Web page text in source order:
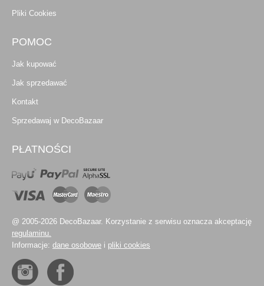
Pliki Cookies
POMOC
Jak kupować
Jak sprzedawać
Kontakt
Sprzedawaj w DecoBazaar
PŁATNOŚCI
@ 2005-2026 DecoBazaar. Korzystanie z serwisu oznacza akceptację
regulaminu.
Informacje: dane osobowe i pliki cookies